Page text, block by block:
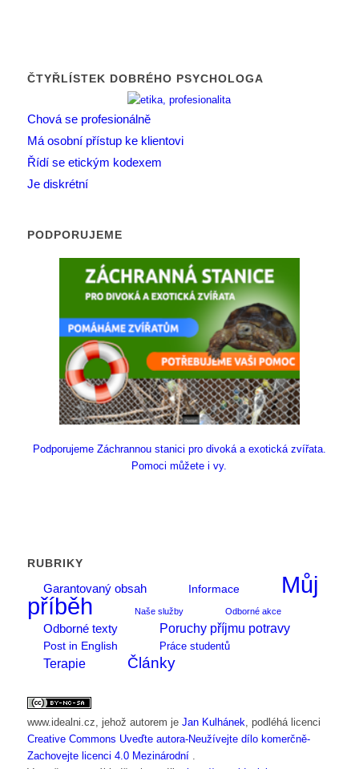
ČTYŘLÍSTEK DOBRÉHO PSYCHOLOGA
Chová se profesionálně
Má osobní přístup ke klientovi
Řídí se etickým kodexem
Je diskrétní
PODPORUJEME
Podporujeme Záchrannou stanici pro divoká a exotická zvířata.
Pomoci můžete i vy.
RUBRIKY
Garantovaný obsah
Informace
Můj
příběh
Naše služby Odborné akce
Odborné texty Poruchy příjmu potravy
Post in English Práce studentů
Terapie Články
www.idealni.cz , jehož autorem je Jan Kulhánek , podléhá licenci
Creative Commons Uveďte autora-Neužívejte dílo komerčně-
Zachovejte licenci 4.0 Mezinárodní